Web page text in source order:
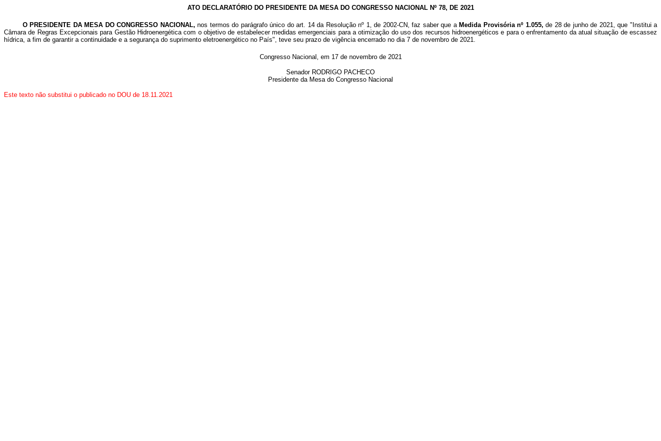
ATO DECLARATÓRIO DO PRESIDENTE DA MESA DO CONGRESSO NACIONAL Nº 78, DE 2021
O PRESIDENTE DA MESA DO CONGRESSO NACIONAL,nos termos do parágrafo único do art. 14 da Resolução nº 1, de 2002-CN, faz saber que a Medida Provisória nº 1.055,de 28 de junho de 2021, que "Institui a
Câmara de Regras Excepcionais para Gestão Hidroenergética com o objetivo de estabelecer medidas emergenciais para a otimização do uso dos recursos hidroenergéticos e para o enfrentamento da atual situação de escassez
hídrica, a fim de garantir a continuidade e a segurança do suprimento eletroenergético no País", teve seu prazo de vigência encerrado no dia 7 de novembro de 2021.
Congresso Nacional, em 17 de novembro de 2021
Senador RODRIGO PACHECO
Presidente da Mesa do Congresso Nacional
Este texto não substitui o publicado no DOU de 18.11.2021